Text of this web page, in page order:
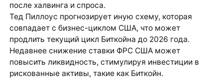
после халвинга и спроса.
Тед Пиллоус прогнозирует иную схему, которая
совпадает с бизнес-циклом США, что может
продлить текущий цикл Биткойна до 2026 года.
Недавнее снижение ставки ФРС США может
повысить ликвидность, стимулируя инвестиции в
рискованные активы, такие как Биткойн.